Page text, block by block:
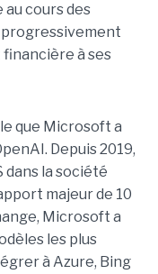
cours des
à ses
que Microsoft a
Depuis 2019,
dans la société
majeur de 10
Microsoft a
les plus
à Azure, Bing